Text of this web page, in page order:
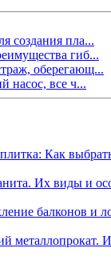
создания пла...
гиб...
оберегающ...
насос, все ч...
Как
Их виды и
балконов и
металлопрокат.